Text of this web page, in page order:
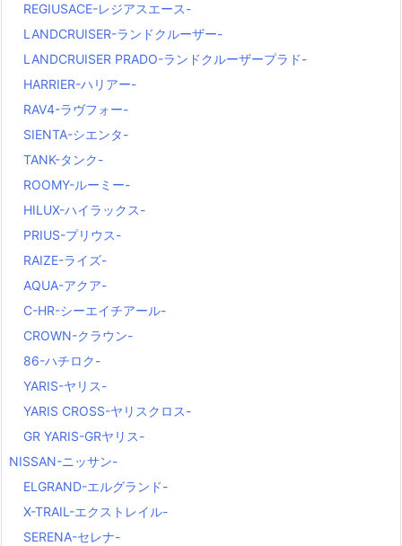
REGIUSACE-レジアスエース-
LANDCRUISER-ランドクルーザー-
LANDCRUISER PRADO-ランドクルーザープラド-
HARRIER-ハリアー-
RAV4-ラヴフォー-
SIENTA-シエンタ-
TANK-タンク-
ROOMY-ルーミー-
HILUX-ハイラックス-
PRIUS-プリウス-
RAIZE-ライズ-
AQUA-アクア-
C-HR-シーエイチアール-
CROWN-クラウン-
86-ハチロク-
YARIS-ヤリス-
YARIS CROSS-ヤリスクロス-
GR YARIS-GRヤリス-
NISSAN-ニッサン-
ELGRAND-エルグランド-
X-TRAIL-エクストレイル-
SERENA-セレナ-